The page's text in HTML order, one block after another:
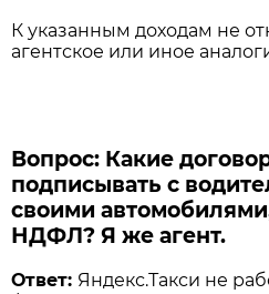
К указанным доходам не
агентское или иное
Вопрос: Какие
подписывать с
своими
НДФЛ? Я же агент.
Ответ: Яндекс.Такси не